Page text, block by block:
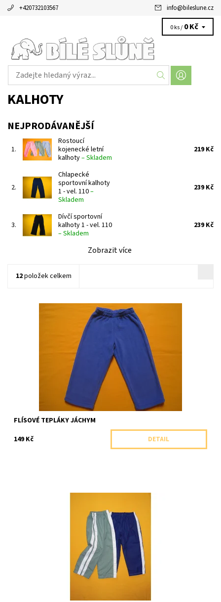
+420732103567 info@bileslune.cz
0 ks / 0 Kč
KALHOTY
NEJPRODÁVANĚJŠÍ
1.
Rostoucí
kojenecké letní
kalhoty–Skladem
219 Kč
2.
Chlapecké
sportovní kalhoty
1 - vel. 110–
Skladem
239 Kč
3.
Dívčí sportovní
kalhoty 1 - vel. 110
–Skladem
239 Kč
Zobrazit více
12položek celkem
Flísové tepláky do pasu bez kapes.
Skladem 1 ks
Evama,ČR
FLÍSOVÉ TEPLÁKY JÁCHYM
149 Kč
DETAIL
Šusťákové kalhoty do pasu s dvojitým lampasem.
Skladem 1 ks